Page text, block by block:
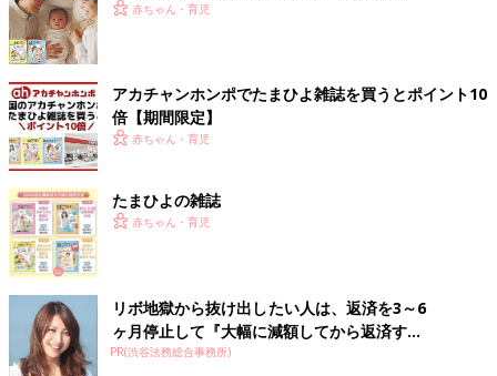
赤ちゃん・育児
アカチャンホンポでたまひよ雑誌を買うとポイント10
倍【期間限定】
赤ちゃん・育児
たまひよの雑誌
赤ちゃん・育児
リボ地獄から抜け出したい人は、返済を3～6
ヶ月停止して『大幅に減額してから返済す...
PR(渋谷法務総合事務所)